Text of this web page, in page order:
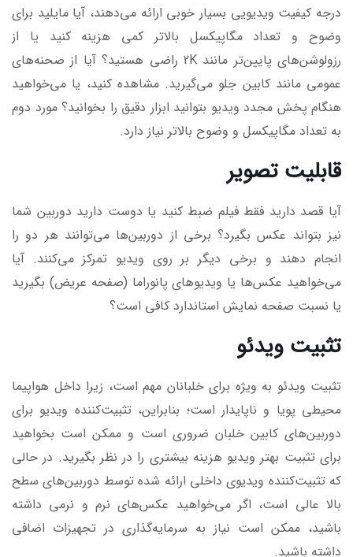
درجه کیفیت ویدیویی بسیار خوبی ارائه می‌دهند، آیا مایلید برای
وضوح و تعداد مگاپیکسل بالاتر کمی هزینه کنید یا از
رزولوشن‌های پایین‌تر مانند 2K راضی هستید؟ آیا از صحنه‌های
عمومی مانند کابین جلو می‌گیرید. مشاهده کنید، یا می‌خواهید
هنگام پخش مجدد ویدیو بتوانید ابزار دقیق را بخوانید؟ مورد دوم
به تعداد مگاپیکسل و وضوح بالاتر نیاز دارد.
قابلیت تصویر
آیا قصد دارید فقط فیلم ضبط کنید یا دوست دارید دوربین شما
نیز بتواند عکس بگیرد؟ برخی از دوربین‌ها می‌توانند هر دو را
انجام دهند و برخی دیگر بر روی ویدیو تمرکز می‌کنند. آیا
می‌خواهید عکس‌ها یا ویدیوهای پانوراما (صفحه عریض) بگیرید
یا نسبت صفحه نمایش استاندارد کافی است؟
تثبیت ویدئو
تثبیت ویدئو به ویژه برای خلبانان مهم است، زیرا داخل هواپیما
محیطی پویا و ناپایدار است؛ بنابراین، تثبیت‌کننده ویدیو برای
دوربین‌های کابین خلبان ضروری است و ممکن است بخواهید
برای تثبیت بهتر ویدیو هزینه بیشتری را در نظر بگیرید. در حالی
که تثبیت‌کننده ویدیوی داخلی ارائه شده توسط دوربین‌های سطح
بالا عالی است، اگر می‌خواهید عکس‌های نرم و نرمی داشته
باشید، ممکن است نیاز به سرمایه‌گذاری در تجهیزات اضافی
داشته باشید.